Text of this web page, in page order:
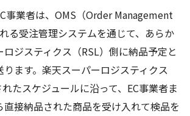
事業者は、OMS（Order Management
る受注管理システムを通じて、あらか
ロジスティクス（RSL）側に納品予定と
ります。楽天スーパーロジスティクス
れたスケジュールに沿って、EC事業者ま
直接納品された商品を受け入れて検品を